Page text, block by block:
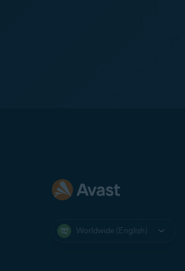
Worldwide (English)